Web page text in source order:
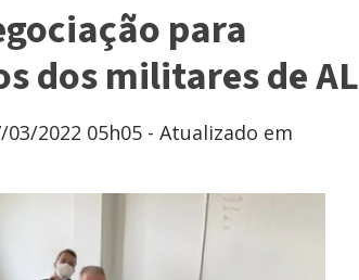
para
dos militares de AL
03/2022 05h05 - Atualizado em